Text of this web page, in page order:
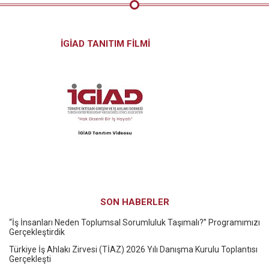
İGİAD TANITIM FİLMİ
SON HABERLER
“İş İnsanları Neden Toplumsal Sorumluluk Taşımalı?” Programımızı
Gerçekleştirdik
Türkiye İş Ahlakı Zirvesi (TİAZ) 2026 Yılı Danışma Kurulu Toplantısı
Gerçekleşti